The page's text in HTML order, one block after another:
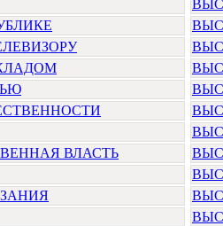
ВЛАСТЬ